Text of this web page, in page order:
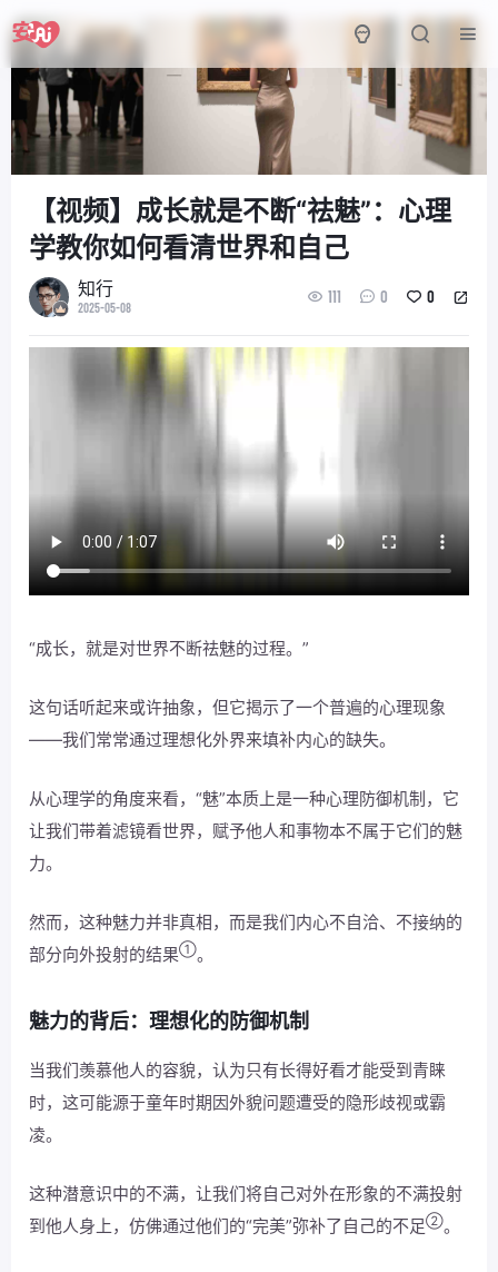
【视频】成长就是不断“祛魅”：心理
学教你如何看清世界和自己
知行
2025-05-08
111 0 0
“成长，就是对世界不断祛魅的过程。”
这句话听起来或许抽象，但它揭示了一个普遍的心理现象
——我们常常通过理想化外界来填补内心的缺失。
从心理学的角度来看，“魅”本质上是一种心理防御机制，它
让我们带着滤镜看世界，赋予他人和事物本不属于它们的魅
力。
然而，这种魅力并非真相，而是我们内心不自洽、不接纳的
部分向外投射的结果①。
魅力的背后：理想化的防御机制
当我们羡慕他人的容貌，认为只有长得好看才能受到青睐
时，这可能源于童年时期因外貌问题遭受的隐形歧视或霸
凌。
这种潜意识中的不满，让我们将自己对外在形象的不满投射
到他人身上，仿佛通过他们的“完美”弥补了自己的不足②。